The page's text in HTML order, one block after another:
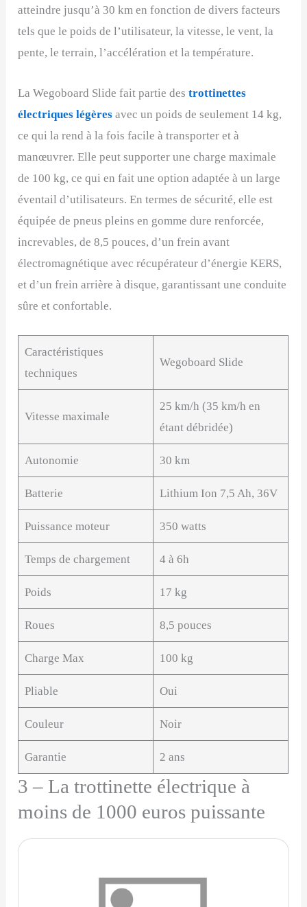
atteindre jusqu’à 30 km en fonction de divers facteurs
tels que le poids de l’utilisateur, la vitesse, le vent, la
pente, le terrain, l’accélération et la température.
La Wegoboard Slide fait partie destrottinettes
électriques légères avec un poids de seulement 14 kg,
ce qui la rend à la fois facile à transporter et à
manœuvrer. Elle peut supporter une charge maximale
de 100 kg, ce qui en fait une option adaptée à un large
éventail d’utilisateurs. En termes de sécurité, elle est
équipée de pneus pleins en gomme dure renforcée,
increvables, de 8,5 pouces, d’un frein avant
électromagnétique avec récupérateur d’énergie KERS,
et d’un frein arrière à disque, garantissant une conduite
sûre et confortable.
Caractéristiques
techniques
Wegoboard Slide
Vitesse maximale
25 km/h (35 km/h en
étant débridée)
Autonomie 30 km
Batterie Lithium Ion 7,5 Ah, 36V
Puissance moteur 350 watts
Temps de chargement 4 à 6h
Poids 17 kg
Roues 8,5 pouces
Charge Max 100 kg
Pliable Oui
Couleur Noir
Garantie 2 ans
3 – La trottinette électrique à
moins de 1000 euros puissante